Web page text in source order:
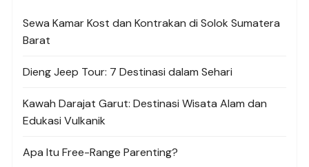
Sewa Kamar Kost dan Kontrakan di Solok Sumatera
Barat
Dieng Jeep Tour: 7 Destinasi dalam Sehari
Kawah Darajat Garut: Destinasi Wisata Alam dan
Edukasi Vulkanik
Apa Itu Free-Range Parenting?